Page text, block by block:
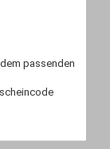
passenden